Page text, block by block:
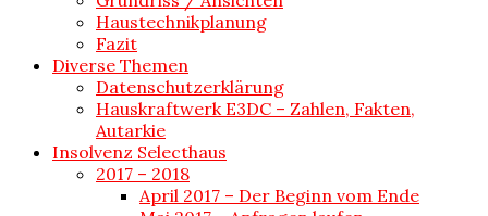
Haustechnikplanung
Fazit
Diverse Themen
Datenschutzerklärung
Hauskraftwerk E3DC – Zahlen, Fakten,
Autarkie
Insolvenz Selecthaus
2017 – 2018
April 2017 – Der Beginn vom Ende